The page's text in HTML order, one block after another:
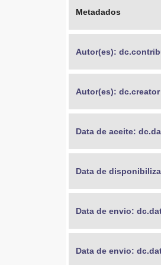
Metadados
Autor(es):
Autor(es): dc.creator
Data de aceite:
Data de
Data de envio:
Data de envio: